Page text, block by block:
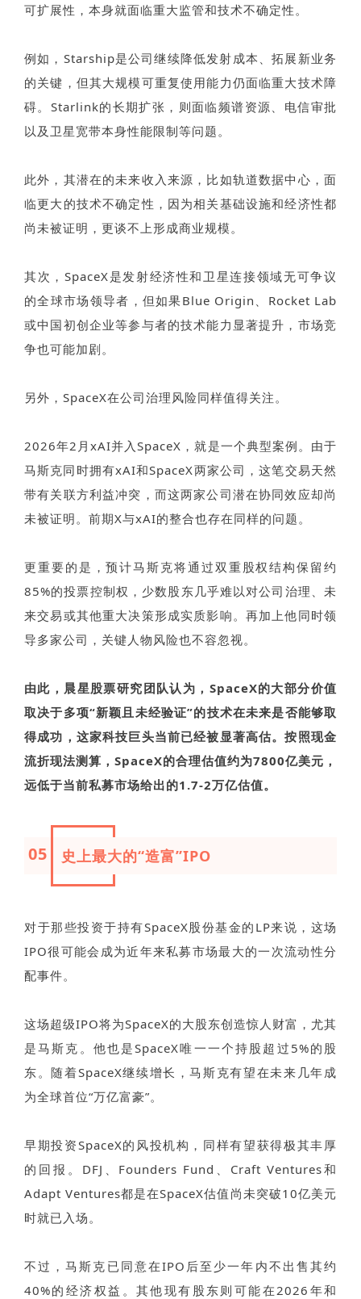
可扩展性，本身就面临重大监管和技术不确定性。
例如，Starship是公司继续降低发射成本、拓展新业务
的关键，但其大规模可重复使用能力仍面临重大技术障
碍。Starlink的长期扩张，则面临频谱资源、电信审批
以及卫星宽带本身性能限制等问题。
此外，其潜在的未来收入来源，比如轨道数据中心，面
临更大的技术不确定性，因为相关基础设施和经济性都
尚未被证明，更谈不上形成商业规模。
其次，SpaceX是发射经济性和卫星连接领域无可争议
的全球市场领导者，但如果Blue Origin、Rocket Lab
或中国初创企业等参与者的技术能力显著提升，市场竞
争也可能加剧。
另外，SpaceX在公司治理风险同样值得关注。
2026年2月xAI并入SpaceX，就是一个典型案例。由于
马斯克同时拥有xAI和SpaceX两家公司，这笔交易天然
带有关联方利益冲突，而这两家公司潜在协同效应却尚
未被证明。前期X与xAI的整合也存在同样的问题。
更重要的是，预计马斯克将通过双重股权结构保留约
85%的投票控制权，少数股东几乎难以对公司治理、未
来交易或其他重大决策形成实质影响。再加上他同时领
导多家公司，关键人物风险也不容忽视。
由此，晨星股票研究团队认为， SpaceX的大部分价值
取决于多项“新颖且未经验证”的技术在未来是否能够取
得成功， 这家科技巨头当前已经被显著高估。按照现金
流折现法测算， SpaceX的合理估值约为7800亿美元，
远低于当前私募市场给出的1.7-2万亿估值。
05 史上最大的“造富”IPO
对于那些投资于持有SpaceX股份基金的LP来说，这场
IPO很可能会成为近年来私募市场最大的一次流动性分
配事件。
这场超级IPO将为SpaceX的大股东创造惊人财富，尤其
是马斯克。他也是SpaceX唯一一个持股超过5%的股
东。随着SpaceX继续增长，马斯克有望在未来几年成
为全球首位“万亿富豪”。
早期投资SpaceX的风投机构，同样有望获得极其丰厚
的回报。DFJ、Founders Fund、Craft Ventures和
Adapt Ventures都是在SpaceX估值尚未突破10亿美元
时就已入场。
不过，马斯克已同意在IPO后至少一年内不出售其约
40%的经济权益。其他现有股东则可能在2026年和